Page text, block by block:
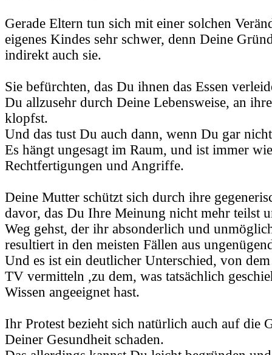
Gerade Eltern tun sich mit einer solchen
eigenes Kindes sehr schwer, denn Deine
indirekt auch sie.
Sie befürchten, das Du ihnen das Essen
Du allzusehr durch Deine Lebensweise, an
klopfst.
Und das tust Du auch dann, wenn Du gar
Es hängt ungesagt im Raum, und ist immer
Rechtfertigungen und Angriffe.
Deine Mutter schützt sich durch ihre
davor, das Du Ihre Meinung nicht mehr teilst
Weg gehst, der ihr absonderlich und
resultiert in den meisten Fällen aus
Und es ist ein deutlicher Unterschied, von
TV vermitteln ,zu dem, was tatsächlich
Wissen angeeignet hast.
Ihr Protest bezieht sich natürlich auch auf die
Deiner Gesundheit schaden.